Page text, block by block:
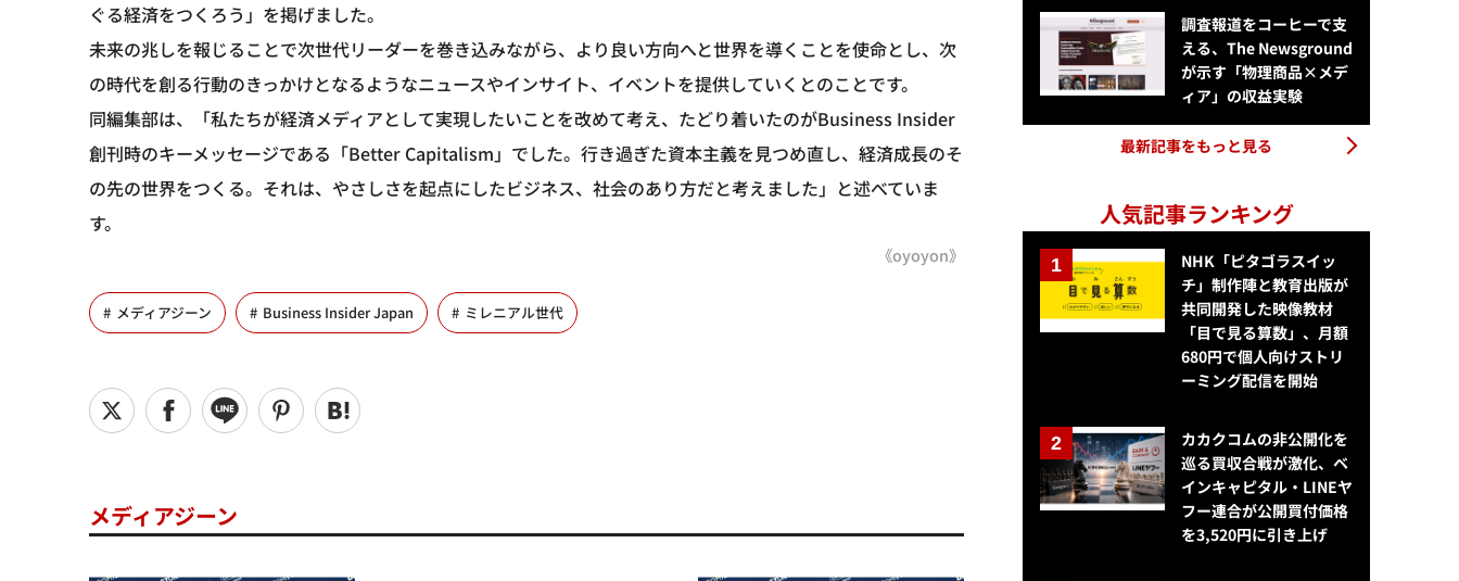
ぐる経済をつくろう」を掲げました。
未来の兆しを報じることで次世代リーダーを巻き込みながら、より良い方向へと世界を導くことを使命とし、次
の時代を創る行動のきっかけとなるようなニュースやインサイト、イベントを提供していくとのことです。
同編集部は、「私たちが経済メディアとして実現したいことを改めて考え、たどり着いたのがBusiness Insider
創刊時のキーメッセージである「Better Capitalism」でした。行き過ぎた資本主義を見つめ直し、経済成長のそ
の先の世界をつくる。それは、やさしさを起点にしたビジネス、社会のあり方だと考えました」と述べていま
す。
《oyoyon》
メディアジーン Business Insider Japan ミレニアル世代
メディアジーン
調査報道をコーヒーで支
える、The Newsground
が示す「物理商品×メデ
ィア」の収益実験
最新記事をもっと見る
人気記事ランキング
NHK「ピタゴラスイッ
チ」制作陣と教育出版が
共同開発した映像教材
「目で見る算数」、月額
680円で個人向けストリ
ーミング配信を開始
カカクコムの非公開化を
巡る買収合戦が激化、ベ
インキャピタル・LINEヤ
フー連合が公開買付価格
を3,520円に引き上げ